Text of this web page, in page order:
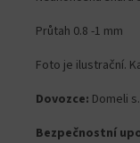
Průtah 0.8 -1 mm
Foto je ilustrační.
Dovozce: Domeli
Bezpečnostní